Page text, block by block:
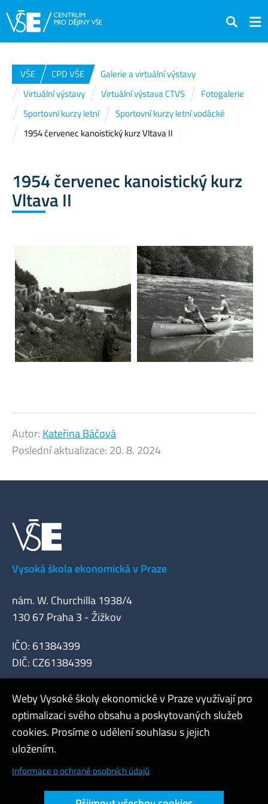
Hledat
VŠE CPD VŠE
Galerie a virtuální výstavy
Virtuální výstavy
Virtuální výstava CTVS
Fotogalerie
Sportovní kurzy letní
Sportovní kurzy letní vodácké
1954 červenec kanoistický kurz Vltava II
1954 červenec kanoistický kurz
Vltava II
Autor: Kateřina Báčová
Poslední aktualizace: 20. 8. 2024
Vysoká škola ekonomická v Praze
nám. W. Churchilla 1938/4
130 67 Praha 3 - Žižkov
IČO: 61384399
DIČ: CZ61384399
Admin
Cookies a ochrana osobních údajů
Přístupnost webu
Weby Vysoké školy ekonomické v Praze využívají pro
optimalizaci svého obsahu a poskytovaných služeb
cookies. Prosíme o udělení souhlasu s jejich
uložením.
Informace o ochraně osobních údajů